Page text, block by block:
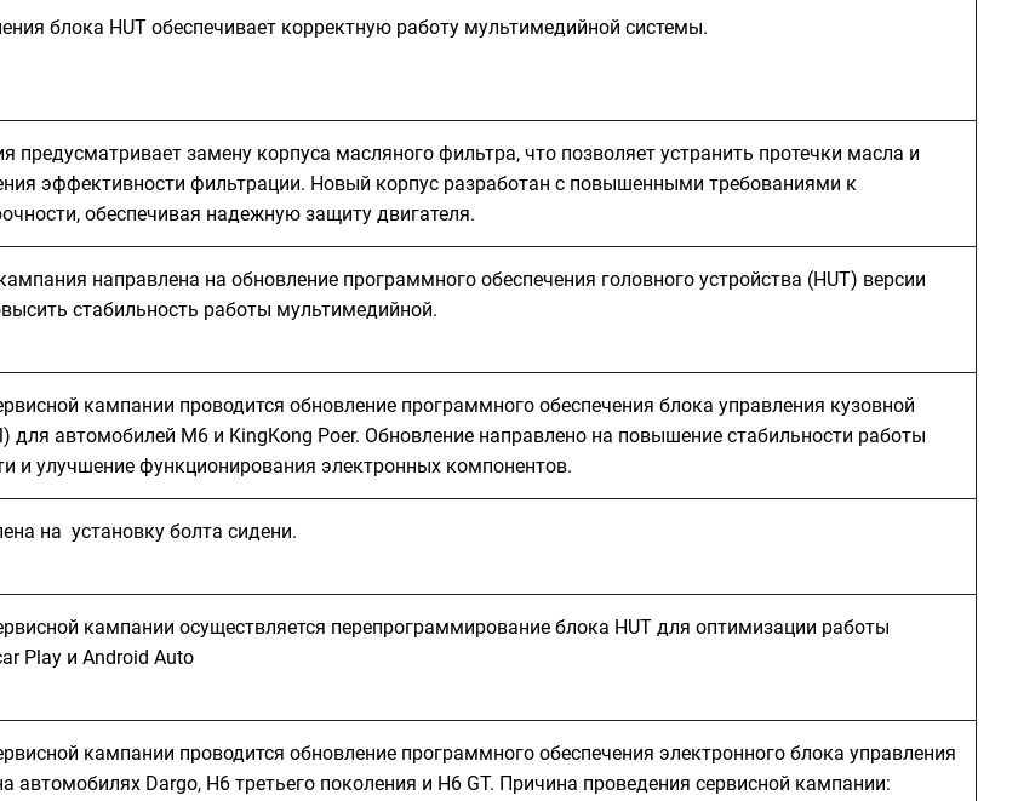
блока HUT обеспечивает корректную работу мультимедийной системы.
предусматривает замену корпуса масляного фильтра, что позволяет устранить протечки масла и
эффективности фильтрации. Новый корпус разработан с повышенными требованиями к
обеспечивая надежную защиту двигателя.
направлена на обновление программного обеспечения головного устройства (HUT) версии
стабильность работы мультимедийной.
кампании проводится обновление программного обеспечения блока управления кузовной
для автомобилей M6 и KingKong Poer. Обновление направлено на повышение стабильности работы
и улучшение функционирования электронных компонентов.
на установку болта сидени.
кампании осуществляется перепрограммирование блока HUT для оптимизации работы
Play и Android Auto
кампании проводится обновление программного обеспечения электронного блока управления
автомобилях Dargo, H6 третьего поколения и H6 GT. Причина проведения сервисной кампании: